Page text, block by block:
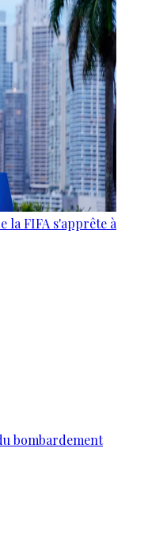
la FIFA s'apprête à
bombardement